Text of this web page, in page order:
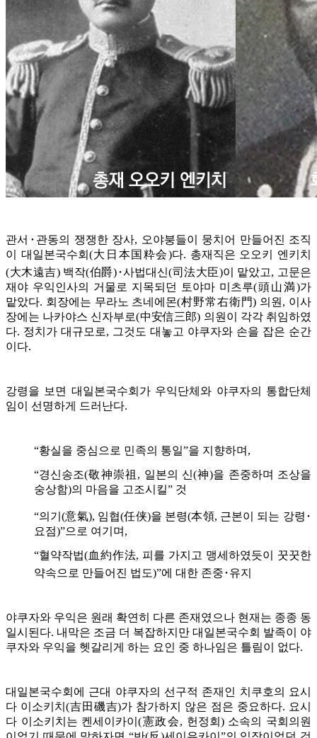
관서･관동의 쟁쟁한 장사, 오야붕들이 뭉치어 만들어진 조직
이 대일본국수회(大日本国粋会)다. 총재직은 오오키 엔키치
(大木遠吉) 백작(伯爵)･사법대신(司法大臣)이 맡았고, 고문은
재야 우익인사의 거물로 지목되던 토야마 미츠루(頭山満)가
맡았다. 회장에는 무라노 츠네에몬(村野常右衛門) 의원, 이사
장에는 나카야스 신자부로(中安信三郎) 의원이 각각 취임하였
다. 정치가 대규모로, 그것도 대놓고 야쿠자와 손을 잡은 순간
이다.
강령을 보면 대일본국수회가 우익단체와 야쿠자의 통합단체
임이 선명하게 드러난다.
“황실을 중심으로 민족의 통일”을 지향하며,
“경신송조(敬神崇祖, 일본의 신(神)을 존중하며 조상을
숭상함)의 마음을 고조시킬” 것
“의기(意氣), 임협(任侠)을 본령(本領, 근본이 되는 강령･
요점)”으로 여기며,
“혈약작법(血約作法, 피를 가지고 맹세하였듯이 꿋꿋한
약속으로 만들어진 법도)”에 대한 존중･유지
야쿠자와 우익은 원래 확연히 다른 존재였으나 현재는 종종 동
일시된다. 내막은 조금 더 복잡하지만 대일본국수회 발족이 야
쿠자와 우익을 헷갈리게 하는 요인 중 하나임은 틀림이 없다.
대일본국수회에 근대 야쿠자의 선구적 존재인 치쿠호의 요시
다 이소키치(吉田磯吉)가 참가하지 않은 점은 중요하다. 요시
다 이소키치는 켄세이카이(憲政会, 헌정회) 소속의 국회의원